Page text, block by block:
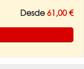
Desde 61,00 €